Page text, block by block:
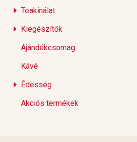
Teakínálat
Kiegészítők
Ajándékcsomag
Kávé
Édesség
Akciós termékek